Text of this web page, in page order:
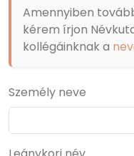
Amennyiben
kérem írjon
kollégáinknak a
Személy neve